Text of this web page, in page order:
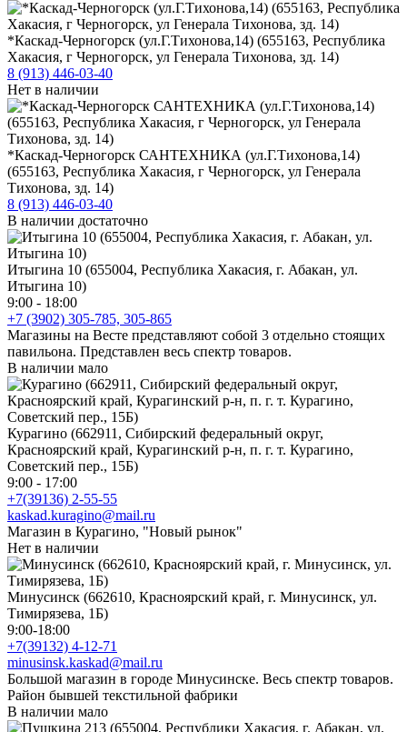
*Каскад-Черногорск (ул.Г.Тихонова,14) (655163, Республика
Хакасия, г Черногорск, ул Генерала Тихонова, зд. 14)
8 (913) 446-03-40
Нет в наличии
*Каскад-Черногорск САНТЕХНИКА (ул.Г.Тихонова,14)
(655163, Республика Хакасия, г Черногорск, ул Генерала
Тихонова, зд. 14)
8 (913) 446-03-40
В наличии достаточно
Итыгина 10 (655004, Республика Хакасия, г. Абакан, ул.
Итыгина 10)
9:00 - 18:00
+7 (3902) 305-785, 305-865
Магазины на Весте представляют собой 3 отдельно стоящих
павильона. Представлен весь спектр товаров.
В наличии мало
Курагино (662911, Сибирский федеральный округ,
Красноярский край, Курагинский р-н, п. г. т. Курагино,
Советский пер., 15Б)
9:00 - 17:00
+7(39136) 2-55-55
kaskad.kuragino@mail.ru
Магазин в Курагино, "Новый рынок"
Нет в наличии
Минусинск (662610, Красноярский край, г. Минусинск, ул.
Тимирязева, 1Б)
9:00-18:00
+7(39132) 4-12-71
minusinsk.kaskad@mail.ru
Большой магазин в городе Минусинске. Весь спектр товаров.
Район бывшей текстильной фабрики
В наличии мало